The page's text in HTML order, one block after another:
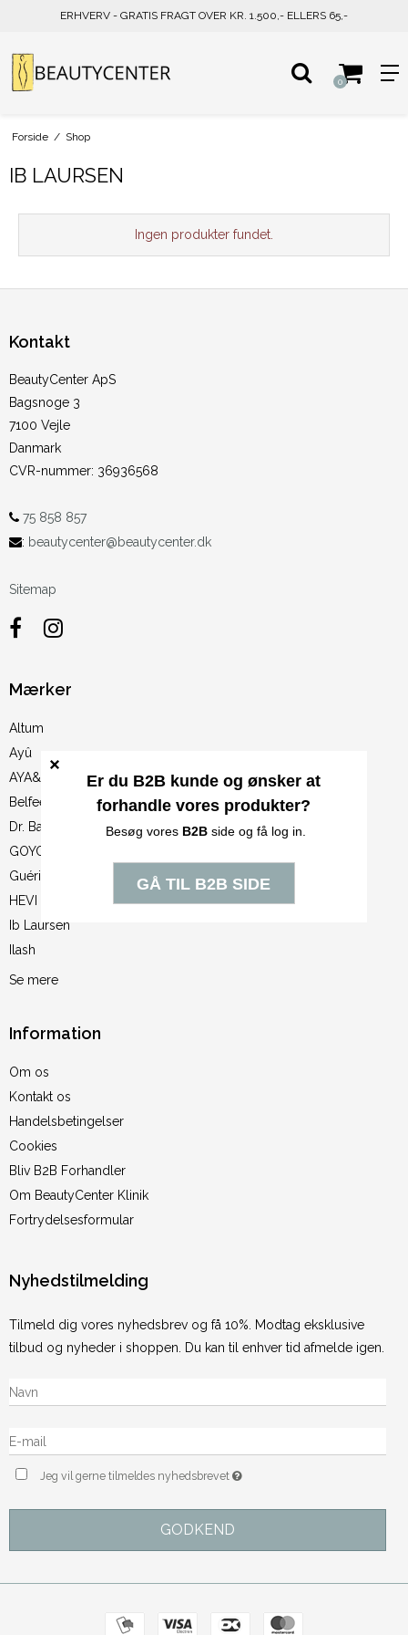
ERHVERV - GRATIS FRAGT OVER KR. 1.500,- ELLERS 65,-
0
Forside / Shop
IB LAURSEN
Ingen produkter fundet.
Kontakt
BeautyCenter ApS
Bagsnoge 3
7100 Vejle
Danmark
CVR-nummer: 36936568
75 858 857
: beautycenter@beautycenter.dk
Sitemap
Mærker
Altum
Ayû
AYA&IDA
Belfeet & Walk
Dr. Baumann
GOYOGI
Guéri
HEVI Sugaring
Ib Laursen
Ilash
Se mere
Information
Om os
Kontakt os
Handelsbetingelser
Cookies
Bliv B2B Forhandler
Om BeautyCenter Klinik
Fortrydelsesformular
Nyhedstilmelding
Tilmeld dig vores nyhedsbrev og få 10%. Modtag eksklusive
tilbud og nyheder i shoppen. Du kan til enhver tid afmelde igen.
Jeg vil gerne tilmeldes nyhedsbrevet
GODKEND